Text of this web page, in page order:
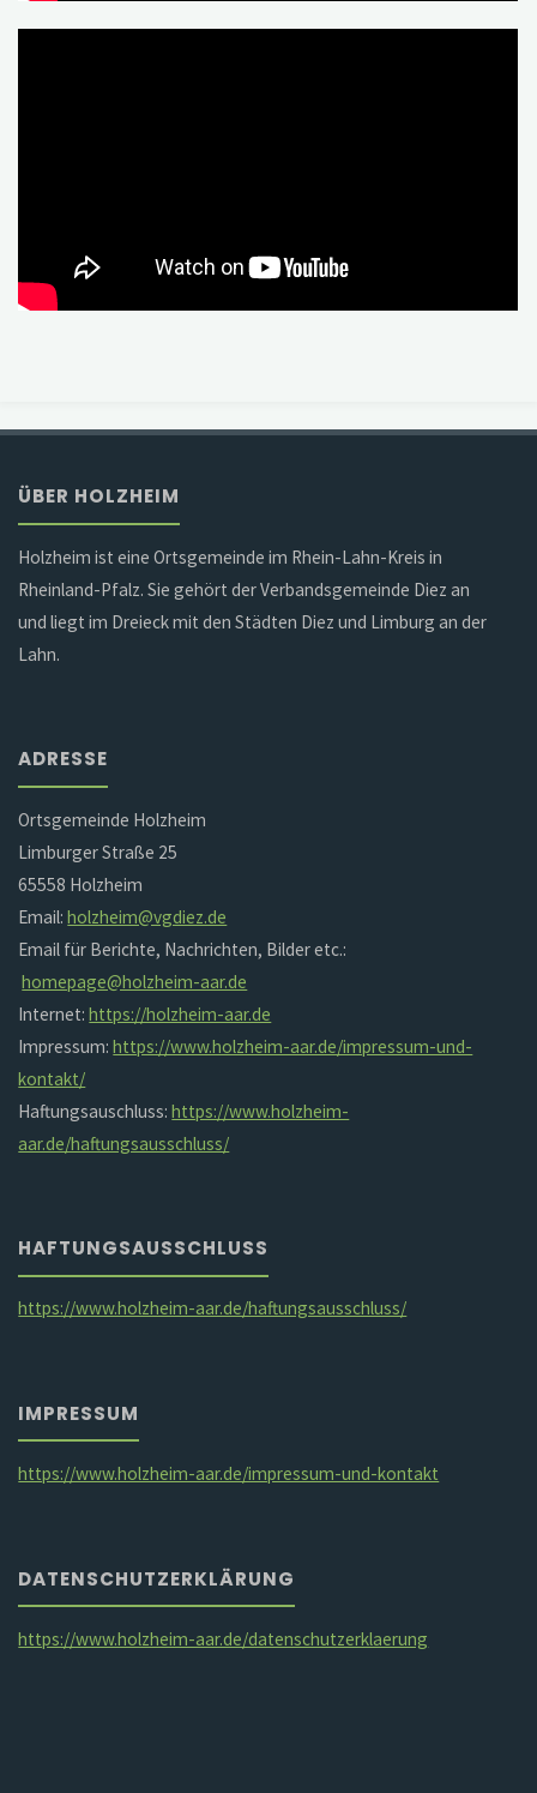
ÜBER HOLZHEIM
Holzheim ist eine Ortsgemeinde im Rhein-Lahn-Kreis in
Rheinland-Pfalz. Sie gehört der Verbandsgemeinde Diez an
und liegt im Dreieck mit den Städten Diez und Limburg an der
Lahn.
ADRESSE
Ortsgemeinde Holzheim
Limburger Straße 25
65558 Holzheim
Email:holzheim@vgdiez.de
Email für Berichte, Nachrichten, Bilder etc.:
homepage@holzheim-aar.de
Internet:https://holzheim-aar.de
Impressum:https://www.holzheim-aar.de/impressum-und-
kontakt/
Haftungsauschluss:https://www.holzheim-
aar.de/haftungsausschluss/
HAFTUNGSAUSSCHLUSS
https://www.holzheim-aar.de/haftungsausschluss/
IMPRESSUM
https://www.holzheim-aar.de/impressum-und-kontakt
DATENSCHUTZERKLÄRUNG
https://www.holzheim-aar.de/datenschutzerklaerung